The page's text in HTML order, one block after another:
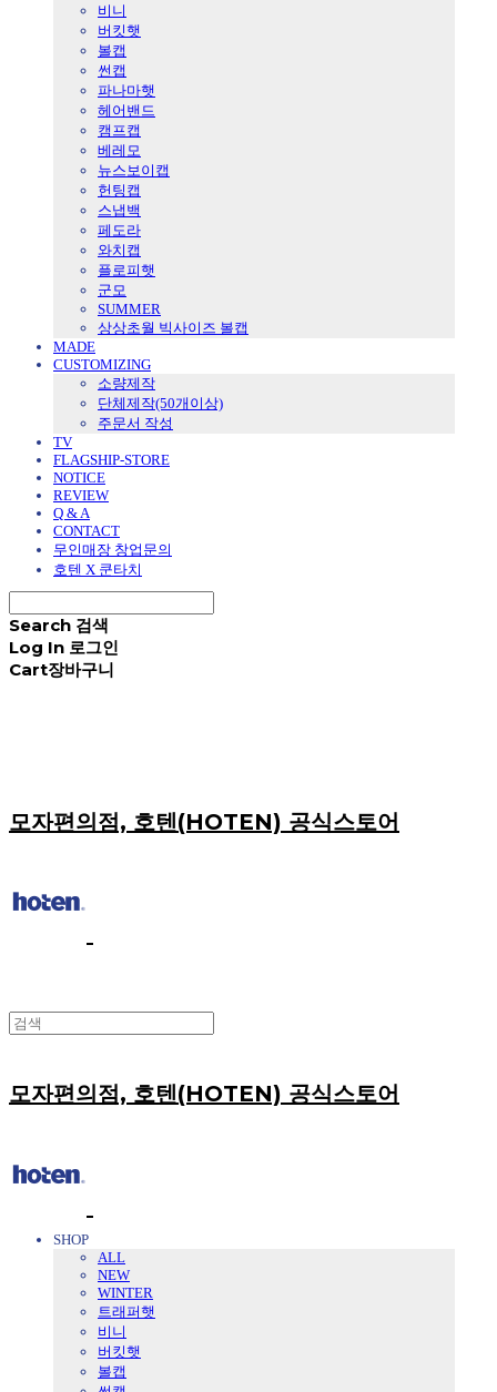
비니
버킷햇
볼캡
썬캡
파나마햇
헤어밴드
캠프캡
베레모
뉴스보이캡
헌팅캡
스냅백
페도라
와치캡
플로피햇
군모
SUMMER
상상초월 빅사이즈 볼캡
MADE
CUSTOMIZING
소량제작
단체제작(50개이상)
주문서 작성
TV
FLAGSHIP-STORE
NOTICE
REVIEW
Q & A
CONTACT
무인매장 창업문의
호텐 X 쿤타치
Search 검색
Log In 로그인
Cart장바구니
모자편의점, 호텐(HOTEN) 공식스토어
모자편의점, 호텐(HOTEN) 공식스토어
SHOP
ALL
NEW
WINTER
트래퍼햇
비니
버킷햇
볼캡